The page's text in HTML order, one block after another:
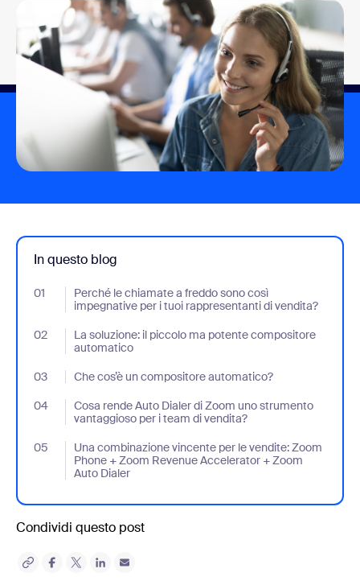
In questo blog
01
Perché le chiamate a freddo sono così
impegnative per i tuoi rappresentanti di vendita?
- Jumplink to Perché le chiamate a freddo sono così
02
La soluzione: il piccolo ma potente compositore
automatico
- Jumplink to La soluzione: il piccolo ma potente compositore
03 Che cos’è un compositore automatico?
- Jumplink to Che cos’è un compositore automatico?
04
Cosa rende Auto Dialer di Zoom uno strumento
vantaggioso per i team di vendita?
- Jumplink to Cosa rende Auto Dialer di Zoom uno strumento
05
Una combinazione vincente per le vendite: Zoom
Phone + Zoom Revenue Accelerator + Zoom
Auto Dialer
- Jumplink to Una combinazione vincente per le vendite: Zoom
Condividi questo post